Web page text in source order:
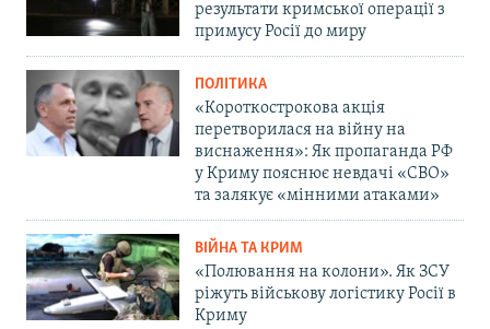
результати кримської операції з
примусу Росії до миру
ПОЛІТИКА
«Короткострокова акція
перетворилася на війну на
виснаження»: Як пропаганда РФ
у Криму пояснює невдачі «СВО»
та залякує «мінними атаками»
ВІЙНА ТА КРИМ
«Полювання на колони». Як ЗСУ
ріжуть військову логістику Росії в
Криму